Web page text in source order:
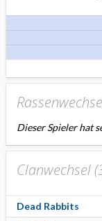
Dieser Spieler hat
Clanwechsel (
Dead Rabbits